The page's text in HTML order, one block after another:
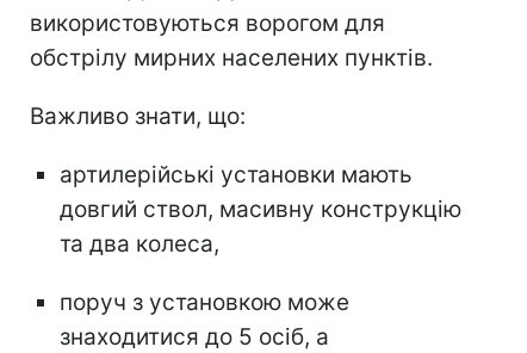
використовуються ворогом для
обстрілу мирних населених пунктів.
Важливо знати, що:
артилерійські установки мають
довгий ствол, масивну конструкцію
та два колеса,
поруч з установкою може
знаходитися до 5 осіб, а